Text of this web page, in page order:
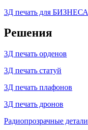
3Д печать для БИЗНЕСА
Решения
3Д печать орденов
3Д печать статуй
3Д печать плафонов
3Д печать дронов
Радиопрозрачные детали